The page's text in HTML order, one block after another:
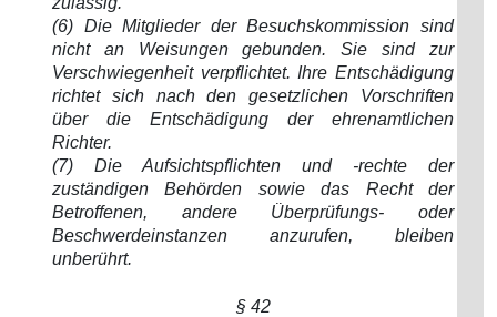
(6) Die Mitglieder der Besuchskommission sind
nicht an Weisungen gebunden. Sie sind zur
Verschwiegenheit verpflichtet. Ihre Entschädigung
richtet sich nach den gesetzlichen Vorschriften
über die Entschädigung der ehrenamtlichen
Richter.
(7) Die Aufsichtspflichten und -rechte der
zuständigen Behörden sowie das Recht der
Betroffenen, andere Überprüfungs- oder
Beschwerdeinstanzen anzurufen, bleiben
unberührt.
§ 42